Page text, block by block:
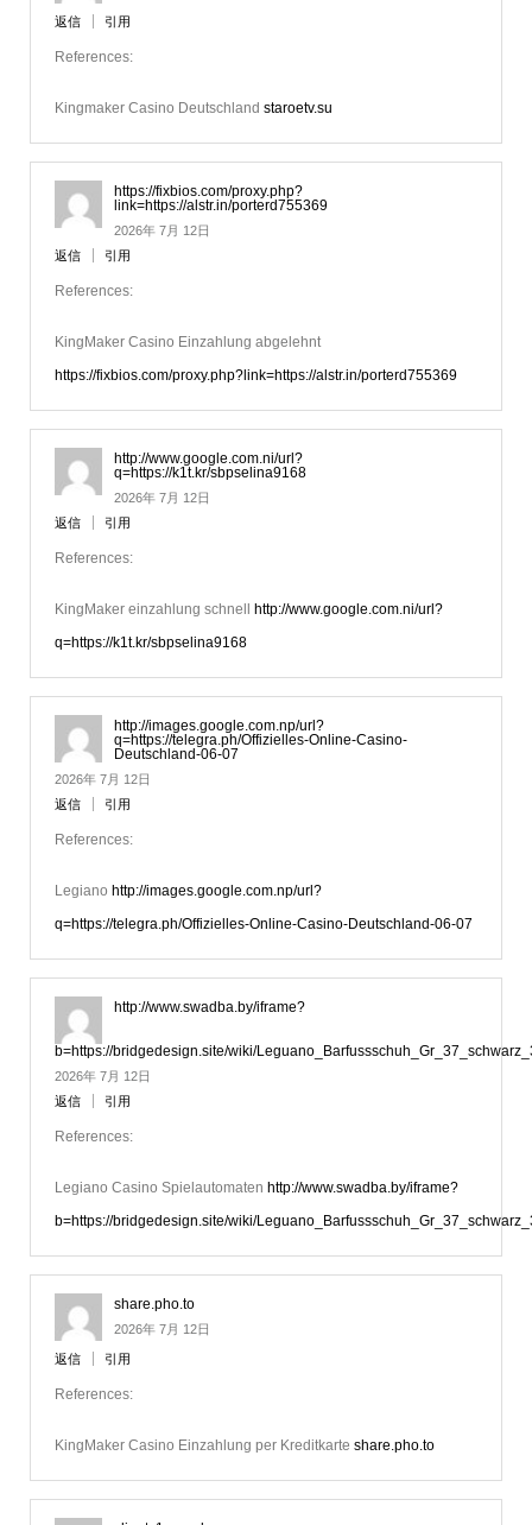
返信 引用
References:
Kingmaker Casino Deutschland staroetv.su
https://fixbios.com/proxy.php?
link=https://alstr.in/porterd755369
2026年 7月 12日
返信
引用
References:
KingMaker Casino Einzahlung abgelehnt
https://fixbios.com/proxy.php?link=https://alstr.in/porterd755369
http://www.google.com.ni/url?
q=https://k1t.kr/sbpselina9168
2026年 7月 12日
返信
引用
References:
KingMaker einzahlung schnell http://www.google.com.ni/url?
q=https://k1t.kr/sbpselina9168
http://images.google.com.np/url?
q=https://telegra.ph/Offizielles-Online-Casino-
Deutschland-06-07
2026年 7月 12日
返信
引用
References:
Legiano http://images.google.com.np/url?
q=https://telegra.ph/Offizielles-Online-Casino-Deutschland-06-07
http://www.swadba.by/iframe?
b=https://bridgedesign.site/wiki/
2026年 7月 12日
返信
引用
References:
Legiano Casino Spielautomaten http://www.swadba.by/iframe?
b=https://bridgedesign.site/wiki/
share.pho.to
2026年 7月 12日
返信 引用
References:
KingMaker Casino Einzahlung per Kreditkarte share.pho.to